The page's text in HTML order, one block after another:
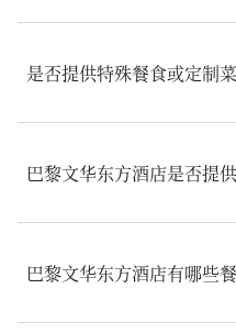
情况下，亦可接受现场预约
排。
是否提供特殊餐食或定制菜
食、无乳制品和无麸质选择。
客，我们建议您在到店前提前
巴黎文华东方酒店是否提
由主厨Nina Haradji推出的季
Dugourd奉上的美味甜点自助
巴黎文华东方酒店有哪些